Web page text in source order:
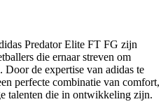
Predator Elite FT FG zijn
die ernaar streven om
de expertise van adidas te
perfecte combinatie van comfort,
talenten die in ontwikkeling zijn.